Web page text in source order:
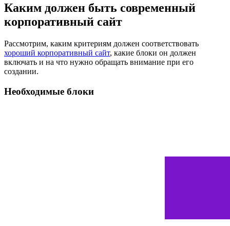
Каким должен быть современный
корпоративный сайт
Рассмотрим, каким критериям должен соответствовать
хороший корпоративный сайт, какие блоки он должен
включать и на что нужно обращать внимание при его
создании.
Необходимые блоки